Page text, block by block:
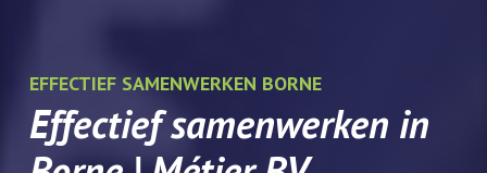
EFFECTIEF SAMENWERKEN BORNE
Effectief samenwerken in